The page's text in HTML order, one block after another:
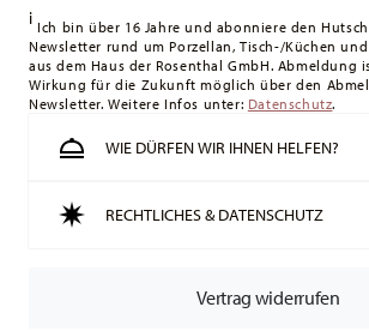
i Ich bin über 16 Jahre und abonniere den
Newsletter rund um Porzellan, Tisch-/Küchen
aus dem Haus der Rosenthal GmbH. Abmeldung
Wirkung für die Zukunft möglich über den
Newsletter. Weitere Infos unter: Datenschutz.
WIE DÜRFEN WIR IHNEN HELFEN?
RECHTLICHES & DATENSCHUTZ
Vertrag widerrufen